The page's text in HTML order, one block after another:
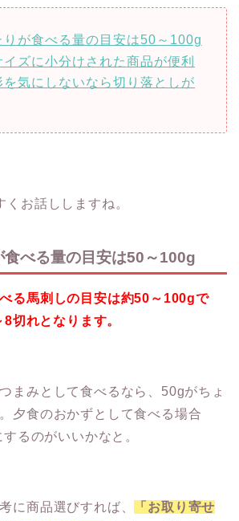
りが食べる量の目安は50～100g
ズに小分けされた商品が便利
を気にしないなら切り落としが
お話ししますね。
食べる量の目安は50～100g
る馬刺しの目安は約50～100gで
切れとなります。
まみとして食べるなら、50gがちょ
夕食のおかずとして食べる場合
るのがいいかなと。
に商品選びすれば、
「お取り寄せ